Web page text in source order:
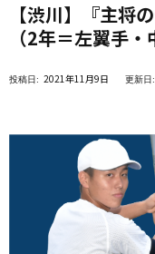
【渋川】『主将
（2年＝左翼手
2021年11月9日